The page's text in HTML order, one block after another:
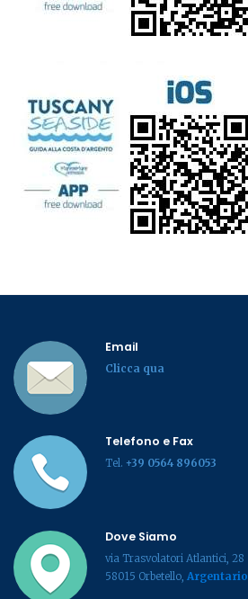
Email
Clicca qua
Telefono e Fax
Tel. +39 0564 896053
Dove Siamo
via Trasvolatori Atlantici, 28
58015 Orbetello, Argentario